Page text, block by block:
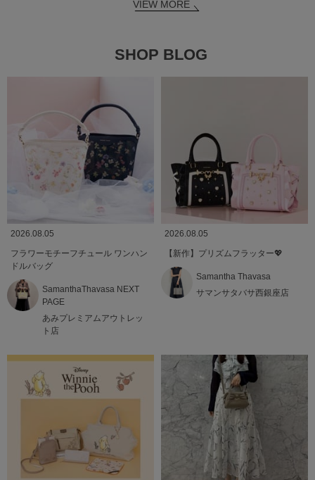
VIEW MORE
SHOP BLOG
2026.08.05
フラワーモチーフチュール ワンハン
ドルバッグ
SamanthaThavasa NEXT
PAGE
あみプレミアムアウトレッ
ト店
2026.08.05
【新作】プリズムフラッター💖
Samantha Thavasa
サマンサタバサ西銀座店